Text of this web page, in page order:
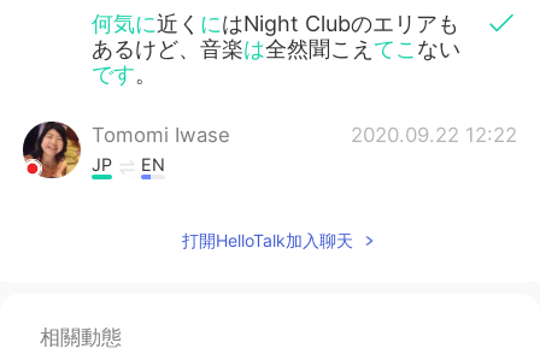
何気に近く にはNight Clubのエリアも
あるけど、音楽は全然聞こえ てこ ない
です。
Tomomi Iwase 2020.09.22 12:22
JP EN
持ちいいです。
偶然
打開HelloTalk加入聊天
相關動態